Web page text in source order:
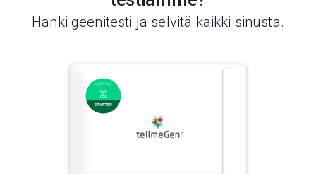
Hanki geenitesti ja selvitä kaikki sinusta.